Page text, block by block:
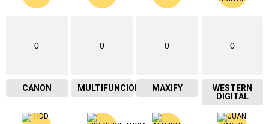
0
CANON
0
MULTIFUNCIONAL
0
MAXIFY
0
WESTERN
DIGITAL